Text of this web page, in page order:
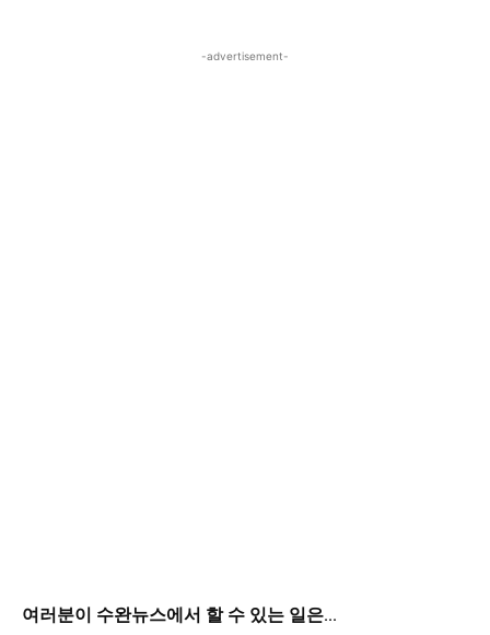
-advertisement-
여러분이 수완뉴스에서 할 수 있는 일은...